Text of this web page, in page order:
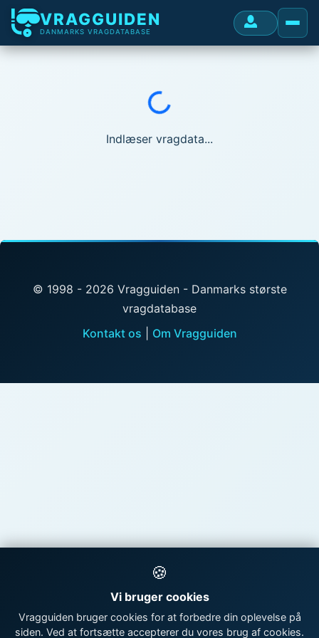
VRAGGUIDEN
DANMARKS VRAGDATABASE
Indlæser...
Indlæser vragdata...
© 1998 - 2026 Vragguiden - Danmarks største
vragdatabase
Kontakt os
Om Vragguiden
🍪
Vi bruger cookies
Vragguiden bruger cookies for at forbedre din oplevelse på
siden. Ved at fortsætte accepterer du vores brug af cookies.